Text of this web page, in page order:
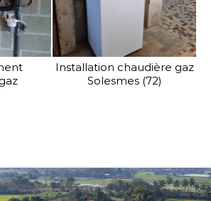
Installation chaudière gaz
Solesmes (72)